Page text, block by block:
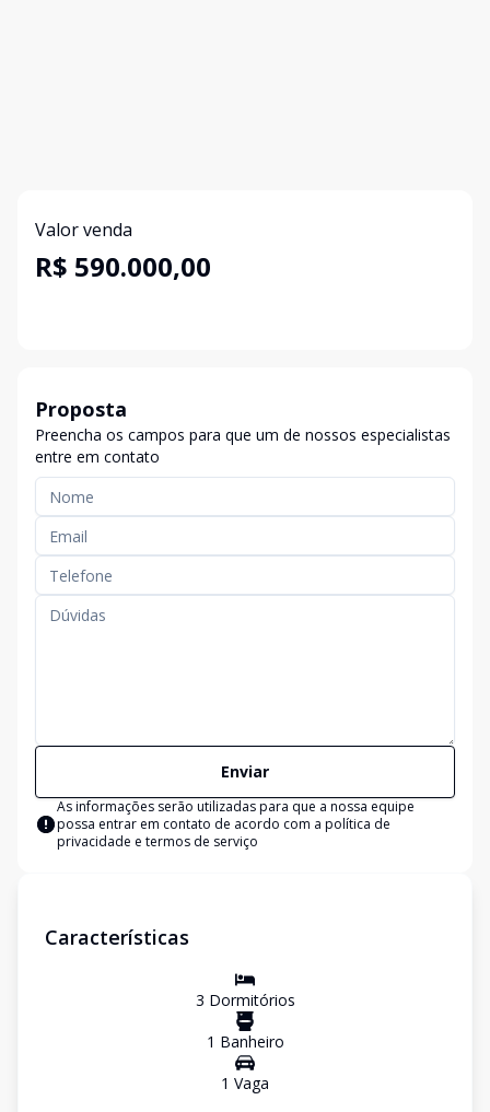
Valor venda
R$ 590.000,00
Proposta
Preencha os campos para que um de nossos especialistas
entre em contato
Enviar
As informações serão utilizadas para que a nossa equipe
possa entrar em contato de acordo com a política de
privacidade e termos de serviço
Características
3 Dormitórios
1 Banheiro
1 Vaga